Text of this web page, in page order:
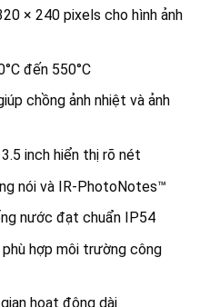
× 240 pixels cho hình ảnh
đến 550°C
chồng ảnh nhiệt và ảnh
inch hiển thị rõ nét
nói và IR-PhotoNotes™
nước đạt chuẩn IP54
hợp môi trường công
hoạt động dài